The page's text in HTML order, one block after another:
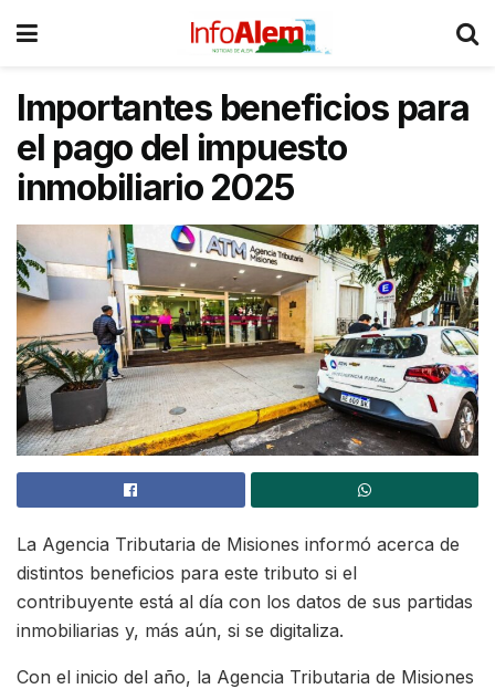
Importantes beneficios para
el pago del impuesto
inmobiliario 2025
La Agencia Tributaria de Misiones informó acerca de
distintos beneficios para este tributo si el
contribuyente está al día con los datos de sus partidas
inmobiliarias y, más aún, si se digitaliza.
Con el inicio del año, la Agencia Tributaria de Misiones